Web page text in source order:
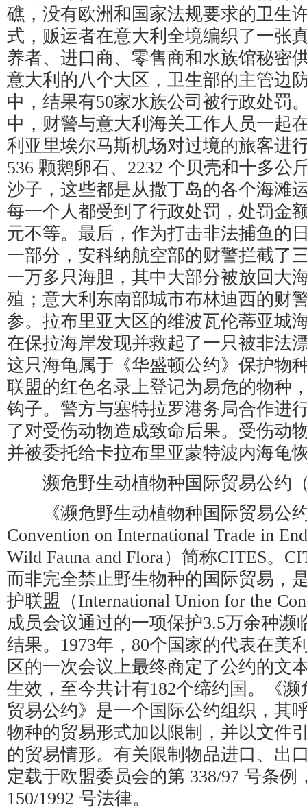
礁，没有欧洲和国家法规要求的卫生
式，贩运者在意大利全境编织了一张
养者、进口商、零售商和水族馆秘密
意大利的八个大区，卫生部的主管边
中，结果有50家水族公司被行政处罚
中，财警与意大利海关工作人员一起
利亚里埃尔马斯机场对过境的旅客进
536 颗鹅卵石、2232 个贝壳和十多公
沙子，这些都是从撒丁岛的各个海滩
每一个人都受到了行政处罚，处罚金
元不等。最后，作为打击非法捕鱼的
一部分，安科纳航空部的财警拦截了
一万多只海胆，其中大部分被放回大
殖；意大利东南部城市布林迪西的财
参。拉布里亚大区的维波瓦伦蒂亚城
在保拉海岸发现并救起了一只被非法
这只海龟属于《华盛顿公约》保护物
联盟的红色名录上登记为易危的物种
钩子。警方与塞特拉罗港务局合作进
了对受伤动物造成致命后果。受伤动
并被委托给卡拉布里亚蒙特波内海龟
濒危野生动植物种国际贸易公约（
《濒危野生动植物种国际贸易公约
Convention on International Trade in
Wild Fauna and Flora）简称CITES。
而非完全禁止野生物种的国际贸易，
护联盟（International Union for the
成员会议通过的一项保护3.5万余种濒
结果。1973年，80个国家的代表在美
区的一次会议上最终商定了公约的文
生效，至今共计有182个缔约国。《
贸易公约》是一个国际公约组织，其
物种的贸易形式加以限制，并以文件
的贸易情形。有关限制物品进口、出
定载于欧盟委员会的第 338/97 号条例
150/1992 号法律。